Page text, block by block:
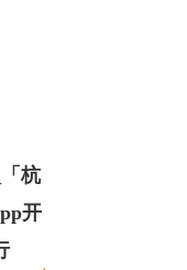
杭
开